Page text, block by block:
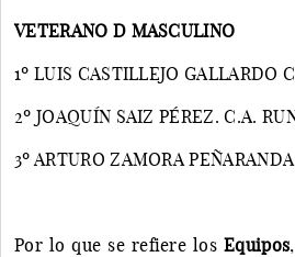
VETERANO D MASCULINO
1º LUIS CASTILLEJO GALLARDO
2º JOAQUÍN SAIZ PÉREZ. C.A.
3º ARTURO ZAMORA
Por lo que se refiere los Equipos